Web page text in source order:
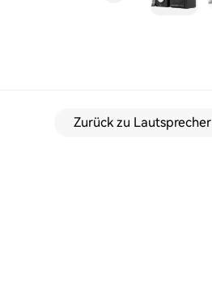
Zurück zu Lautsprecher